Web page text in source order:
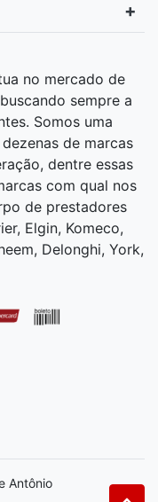
no mercado de
sempre a
Somos uma
de marcas
dentre essas
com qual nos
de prestadores
Elgin, Komeco,
Delonghi, York,
Antônio